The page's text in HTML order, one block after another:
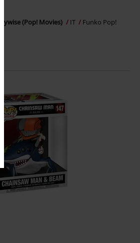
(Pop! Movies) IT Funko Pop!